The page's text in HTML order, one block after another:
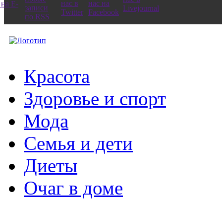
Красота
Здоровье и спорт
Мода
Семья и дети
Диеты
Очаг в доме